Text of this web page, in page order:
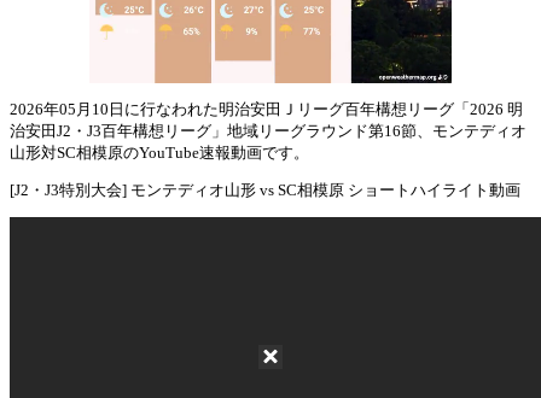
2026年05月10日に行なわれた明治安田Ｊリーグ百年構想リーグ「2026 明
治安田J2・J3百年構想リーグ」地域リーグラウンド第16節、モンテディオ
山形対SC相模原のYouTube速報動画です。
[J2・J3特別大会] モンテディオ山形 vs SC相模原 ショートハイライト動画